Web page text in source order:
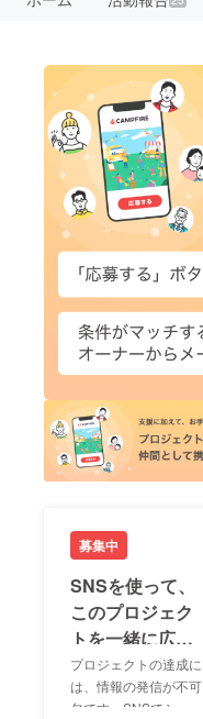
募集中
SNSを使って、
このプロジェク
トを一緒に広め
ましょう！
プロジェクトの達成に
は、情報の発信が不可
欠です。SNSでシェア